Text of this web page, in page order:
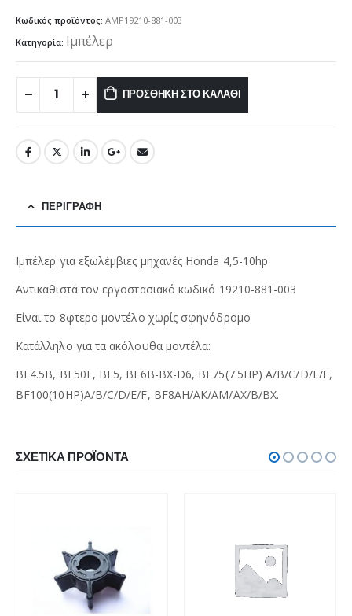
Κωδικός προϊόντος: AMP19210-881-003
Κατηγορία: Ιμπέλερ
ΠΡΟΣΘΉΚΗ ΣΤΟ ΚΑΛΆΘΙ
ΠΕΡΙΓΡΑΦΉ
Ιμπέλερ για εξωλέμβιες μηχανές Honda 4,5-10hp
Αντικαθιστά τον εργοστασιακό κωδικό 19210-881-003
Είναι το 8φτερο μοντέλο χωρίς σφηνόδρομο
Κατάλληλο για τα ακόλουθα μοντέλα:
BF4.5B, BF50F, BF5, BF6B-BX-D6, BF75(7.5HP) A/B/C/D/E/F,
BF100(10HP)A/B/C/D/E/F, BF8AH/AK/AM/AX/B/BX.
ΣΧΕΤΙΚΆ ΠΡΟΪΌΝΤΑ